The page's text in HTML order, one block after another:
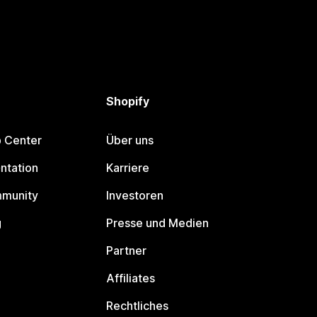
Center
Shopify
Über uns
Karriere
Investoren
Presse und Medien
Partner
Affiliates
Rechtliches